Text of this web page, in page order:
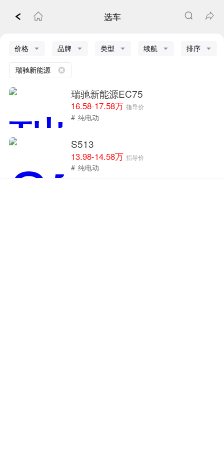
选车
价格 品牌 类型 续航 排序
瑞驰新能源
瑞驰新能源EC75
16.58-17.58万指导价
# 纯电动
S513
13.98-14.58万指导价
# 纯电动